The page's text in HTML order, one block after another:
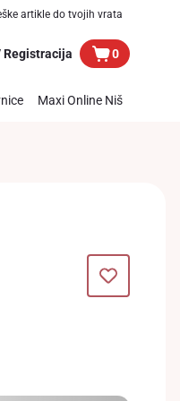
artikle do tvojih vrata
Registracija 0
Maxi Online Niš